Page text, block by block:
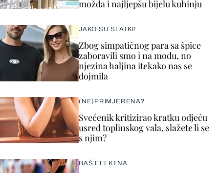
možda i najljepšu bijelu kuhinju
JAKO SU SLATKI!
Zbog simpatičnog para sa špice
zaboravili smo i na modu, no
njezina haljina itekako nas se
dojmila
(NE)PRIMJERENA?
Svećenik kritizirao kratku odjeću
usred toplinskog vala, slažete li se
s njim?
BAŠ EFEKTNA